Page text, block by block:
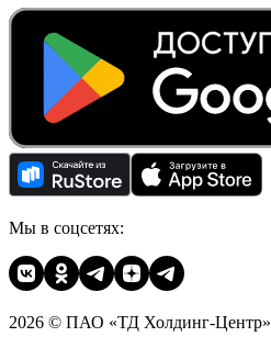
Мы в соцсетях:
2026 © ПАО «ТД Холдинг-Центр»